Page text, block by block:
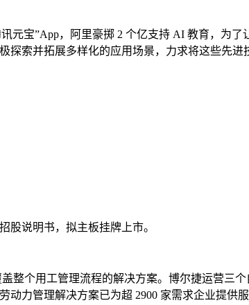
元宝”App，阿里豪掷 2 个亿支持 AI 教育，为
索并拓展多样化的应用场景，力求将这些先进
股说明书，拟主板挂牌上市。
整个用工管理流程的解决方案。博尔捷运营三
动力管理解决方案已为超 2900 家需求企业提供